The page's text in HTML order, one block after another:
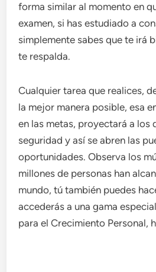
forma similar al momento en
examen, si has estudiado a
simplemente sabes que te irá
te respalda.
Cualquier tarea que realices,
la mejor manera posible, esa
en las metas, proyectará a los
seguridad y así se abren las
oportunidades. Observa los
millones de personas han
mundo, tú también puedes
accederás a una gama
para el Crecimiento Personal,